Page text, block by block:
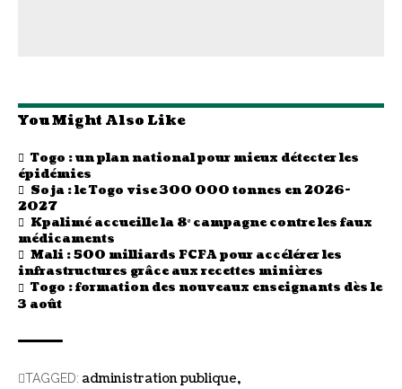
You Might Also Like
Togo : un plan national pour mieux détecter les
épidémies
Soja : le Togo vise 300 000 tonnes en 2026-
2027
Kpalimé accueille la 8ᵉ campagne contre les faux
médicaments
Mali : 500 milliards FCFA pour accélérer les
infrastructures grâce aux recettes minières
Togo : formation des nouveaux enseignants dès le
3 août
TAGGED: administration publique